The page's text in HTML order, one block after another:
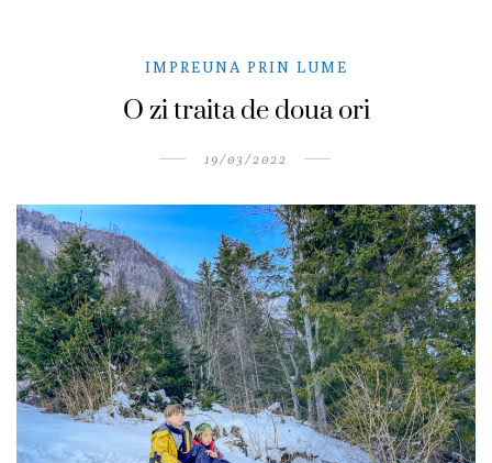
IMPREUNA PRIN LUME
O zi traita de doua ori
19/03/2022